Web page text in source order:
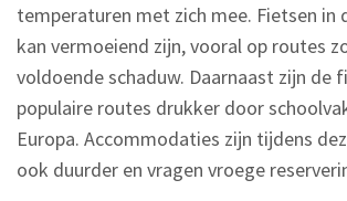
temperaturen met zich mee. Fietsen
kan vermoeiend zijn, vooral op routes
voldoende schaduw. Daarnaast zijn de
populaire routes drukker door
Europa. Accommodaties zijn tijdens
ook duurder en vragen vroege